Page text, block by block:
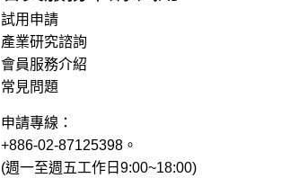
試用申請
產業研究諮詢
會員服務介紹
常見問題
申請專線：
+886-02-87125398。
(週一至週五工作日9:00~18:00)